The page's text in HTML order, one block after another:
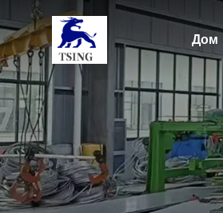
Дом